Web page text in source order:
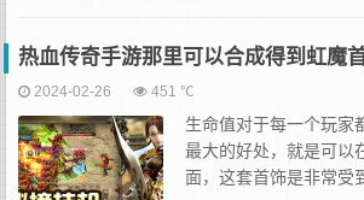
热血传奇手游那里可以合成得到虹魔
2024-02-26 451 ℃
生命值对于每一个玩家
最大的好处，就是可以
面，这套首饰是非常受